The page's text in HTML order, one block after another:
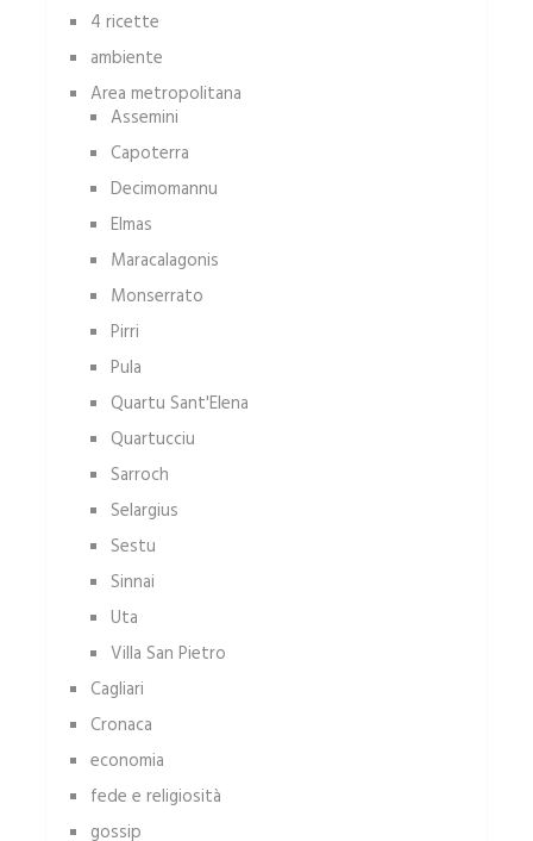
4 ricette
ambiente
Area metropolitana
Assemini
Capoterra
Decimomannu
Elmas
Maracalagonis
Monserrato
Pirri
Pula
Quartu Sant'Elena
Quartucciu
Sarroch
Selargius
Sestu
Sinnai
Uta
Villa San Pietro
Cagliari
Cronaca
economia
fede e religiosità
gossip